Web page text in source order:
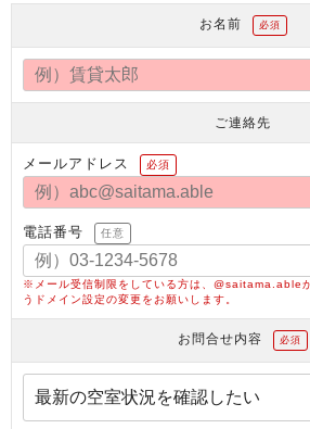
お名前 必須
ご連絡先
メールアドレス 必須
電話番号 任意
※メール受信制限をしている方は、@saitama.able
うドメイン設定の変更をお願いします。
お問合せ内容 必須